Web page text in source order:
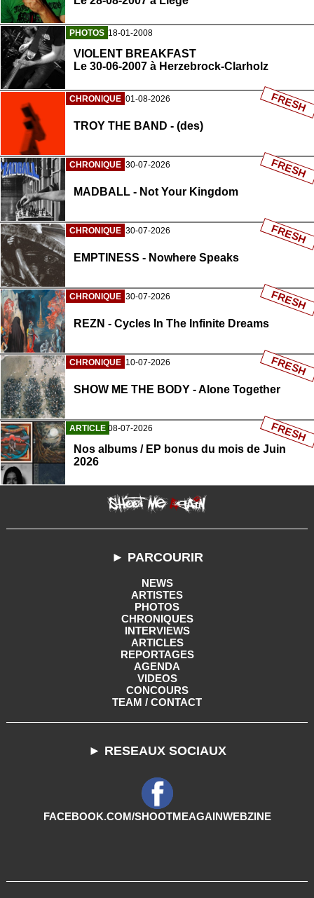
PHOTOS 18-01-2008
VIOLENT BREAKFAST
Le 30-06-2007 à Herzebrock-Clarholz
CHRONIQUE 01-08-2026
TROY THE BAND - (des)
FRESH
CHRONIQUE 30-07-2026
MADBALL - Not Your Kingdom
FRESH
CHRONIQUE 30-07-2026
EMPTINESS - Nowhere Speaks
FRESH
CHRONIQUE 30-07-2026
REZN - Cycles In The Infinite Dreams
FRESH
CHRONIQUE 10-07-2026
SHOW ME THE BODY - Alone Together
FRESH
ARTICLE 08-07-2026
Nos albums / EP bonus du mois de Juin
2026
FRESH
► PARCOURIR
NEWS
ARTISTES
PHOTOS
CHRONIQUES
INTERVIEWS
ARTICLES
REPORTAGES
AGENDA
VIDEOS
CONCOURS
TEAM / CONTACT
► RESEAUX SOCIAUX
FACEBOOK.COM/SHOOTMEAGAINWEBZINE